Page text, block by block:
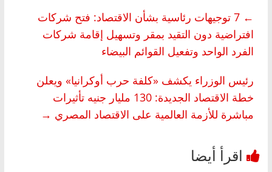
←
7 توجيهات رئاسية بشأن الاقتصاد: فتح شركات
افتراضية دون التقيد بمقر وتسهيل إقامة شركات
الفرد الواحد وتفعيل القوائم البيضاء
رئيس الوزراء يكشف «كلفة حرب أوكرانيا» ويعلن
خطة الاقتصاد الجديدة: 130 مليار جنيه تأثيرات
مباشرة للأزمة العالمية على الاقتصاد المصري →